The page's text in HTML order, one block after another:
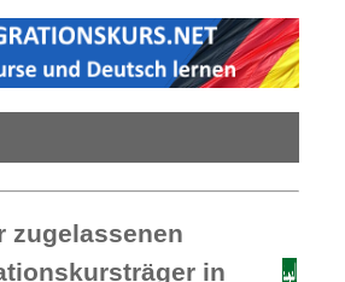
zugelassenen
in